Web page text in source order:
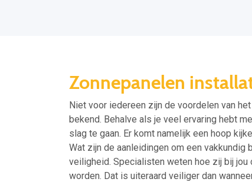
Zonnepanelen
Niet voor iedereen zijn de voordelen van
bekend. Behalve als je veel ervaring hebt
slag te gaan. Er komt namelijk een hoop
Wat zijn de aanleidingen om een
veiligheid. Specialisten weten hoe zij bij
worden. Dat is uiteraard veiliger dan